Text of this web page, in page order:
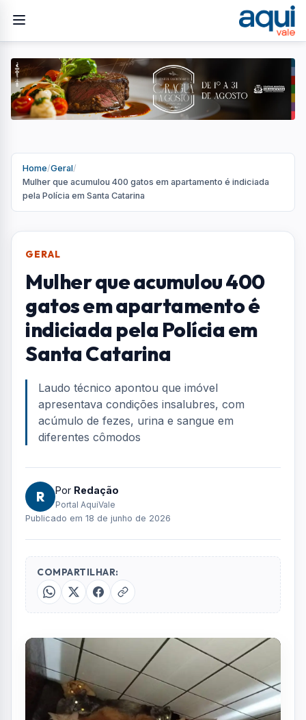
Home/Geral /
Mulher que acumulou 400 gatos em apartamento é indiciada
pela Polícia em Santa Catarina
Mulher que acumulou 400
gatos em apartamento é
indiciada pela Polícia em
Santa Catarina
Laudo técnico apontou que imóvel
acúmulo de fezes, urina e sangue em
diferentes cômodos
PorRedação